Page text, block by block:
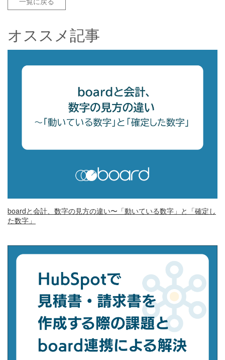
オススメ記事
boardと会計、数字の見方の違い〜「動いている数字」と「確定し
た数字」